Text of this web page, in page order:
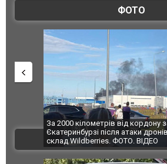
ФОТО
За 2000 кілометрів від кордону
Єкатеринбурзі після атаки
склад Wildberries. ФОТО. ВІДЕО
ВІДЕО